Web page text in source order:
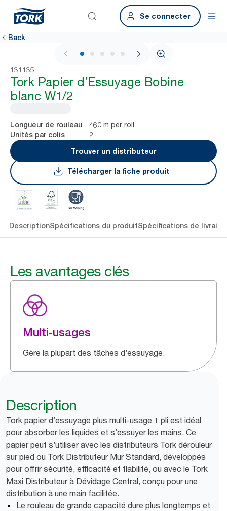
Se connecter
Back
1 / 5
131135
Tork Papier d’Essuyage Bobine
blanc W1/2
Longueur de rouleau 460 m per roll
Unités par colis
2
Trouver un distributeur
Télécharger la fiche produit
DescriptionSpécifications du produitSpécifications de
Les avantages clés
Multi-usages
Gère la plupart des tâches d’essuyage.
Description
Tork papier d’essuyage plus multi-usage 1 pli est idéal
pour absorber les liquides et s’essuyer les mains. Ce
papier peut s’utiliser avec les distributeurs Tork dérouleur
sur pied ou Tork Distributeur Mur Standard, développés
pour offrir sécurité, efficacité et fiabilité, ou avec le Tork
Maxi Distributeur à Dévidage Central, conçu pour une
distribution à une main facilitée.
Le rouleau de grande capacité dure plus longtemps et